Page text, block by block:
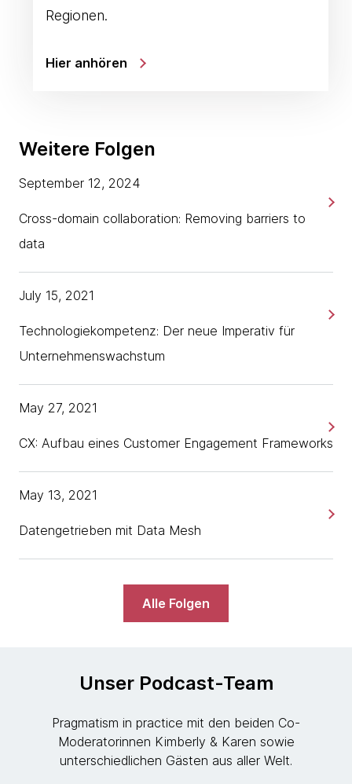
Regionen.
Hier anhören
Weitere Folgen
Cross-domain collaboration: Removing barriers to
data
September 12, 2024
Technologiekompetenz: Der neue Imperativ für
Unternehmenswachstum
July 15, 2021
CX: Aufbau eines Customer Engagement Frameworks
May 27, 2021
Datengetrieben mit Data Mesh
May 13, 2021
Alle Folgen
Unser Podcast-Team
Pragmatism in practice mit den beiden Co-
Moderatorinnen Kimberly & Karen sowie
unterschiedlichen Gästen aus aller Welt.